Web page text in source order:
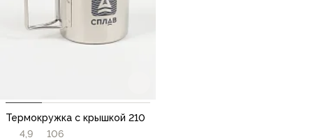
Термокружка с крышкой 210
4,9
106